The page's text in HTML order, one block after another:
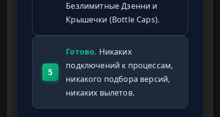
Безлимитные Дзенни и
Крышечки (Bottle Caps).
5
Готово. Никаких
подключений к процессам,
никакого подбора версий,
никаких вылетов.